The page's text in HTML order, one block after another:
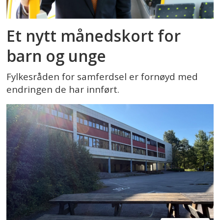
Et nytt månedskort for
barn og unge
Fylkesråden for samferdsel er fornøyd med
endringen de har innført.